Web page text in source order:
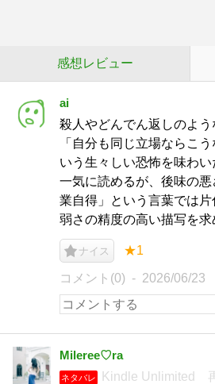
感想レビュー
ai
殺人やどんでん返しのよう
「自分も同じ立場ならこ
いう生々しい恐怖を味わ
一気に読めるが、後味の
業自得」という言葉では
弱さの精度の高い描写を求
ナイス ★1
コメント(0) 2026/06/23
Mileree♡ra
ネタバレ
Kindle Unlimited